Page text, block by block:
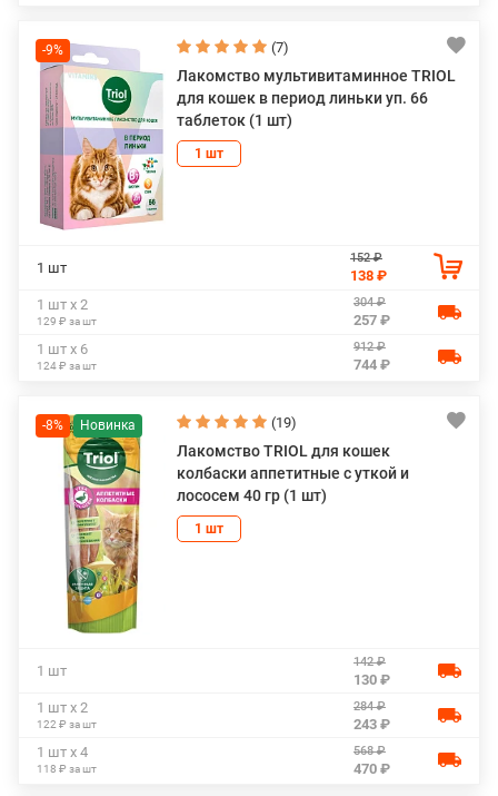
-9% (7)
Лакомство мультивитаминное TRIOL
для кошек в период линьки уп. 66
таблеток (1 шт)
1 шт
1 шт
152 ₽
138 ₽
1 шт х 2
129 ₽ за шт
304 ₽
257 ₽
1 шт х 6
124 ₽ за шт
912 ₽
744 ₽
-8% (19)
Лакомство TRIOL для кошек
колбаски аппетитные с уткой и
лососем 40 гр (1 шт)
1 шт
1 шт
142 ₽
130 ₽
1 шт х 2
122 ₽ за шт
284 ₽
243 ₽
1 шт х 4
118 ₽ за шт
568 ₽
470 ₽